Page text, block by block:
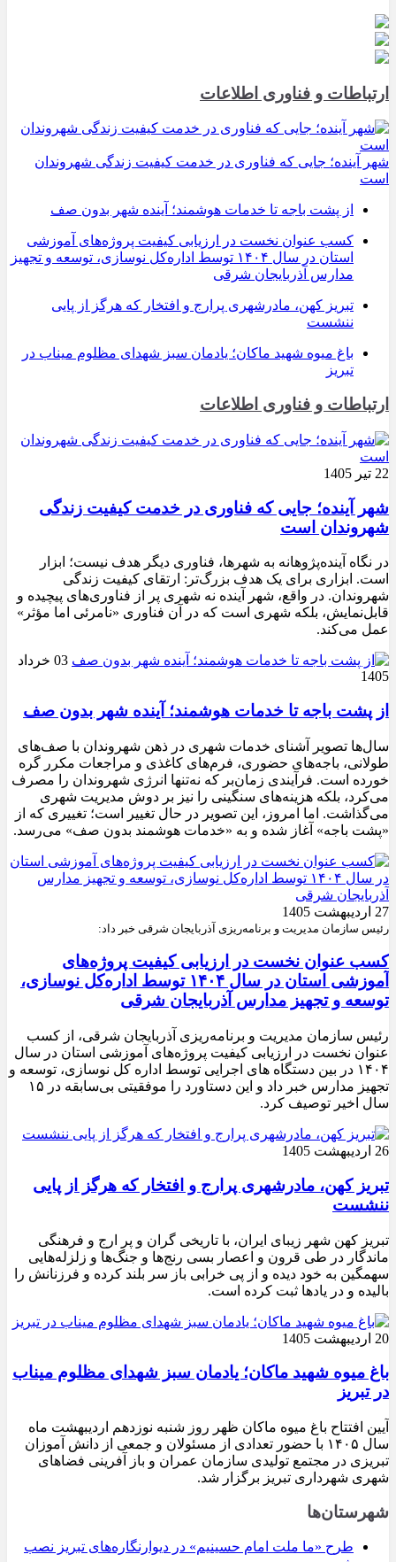
ارتباطات و فناوری اطلاعات
شهر آینده؛ جایی که فناوری در خدمت کیفیت زندگی شهروندان
است
از پشت باجه تا خدمات هوشمند؛ آینده شهر بدون صف
کسب عنوان نخست در ارزیابی کیفیت پروژه‌های آموزشی
استان در سال ۱۴۰۴ توسط اداره‌کل نوسازی، توسعه و تجهیز
مدارس آذربایجان شرقی
تبریز کهن، مادرشهری پرارج و افتخار که هرگز از پایی
ننشست
باغ میوه شهید ماکان؛ یادمان سبز شهدای مظلوم میناب در
تبریز
ارتباطات و فناوری اطلاعات
22 تیر 1405
شهر آینده؛ جایی که فناوری در خدمت کیفیت زندگی
شهروندان است
در نگاه آینده‌پژوهانه به شهرها، فناوری دیگر هدف نیست؛ ابزار
است. ابزاری برای یک هدف بزرگ‌تر: ارتقای کیفیت زندگی
شهروندان. در واقع، شهر آینده نه شهری پر از فناوری‌های پیچیده و
قابل‌نمایش، بلکه شهری است که در آن فناوری «نامرئی اما مؤثر»
عمل می‌کند.
03 خرداد
1405
از پشت باجه تا خدمات هوشمند؛ آینده شهر بدون صف
سال‌ها تصویر آشنای خدمات شهری در ذهن شهروندان با صف‌های
طولانی، باجه‌های حضوری، فرم‌های کاغذی و مراجعات مکرر گره
خورده است. فرآیندی زمان‌بر که نه‌تنها انرژی شهروندان را مصرف
می‌کرد، بلکه هزینه‌های سنگینی را نیز بر دوش مدیریت شهری
می‌گذاشت. اما امروز، این تصویر در حال تغییر است؛ تغییری که از
«پشت باجه» آغاز شده و به «خدمات هوشمند بدون صف» می‌رسد.
27 اردیبهشت 1405
رئیس سازمان مدیریت و برنامه‌ریزی آذربایجان شرقی خبر داد:
کسب عنوان نخست در ارزیابی کیفیت پروژه‌های
آموزشی استان در سال ۱۴۰۴ توسط اداره‌کل نوسازی،
توسعه و تجهیز مدارس آذربایجان شرقی
رئیس سازمان مدیریت و برنامه‌ریزی آذربایجان شرقی، از کسب
عنوان نخست در ارزیابی کیفیت پروژه‌های آموزشی استان در سال
۱۴۰۴ در بین دستگاه های اجرایی توسط اداره کل نوسازی، توسعه و
تجهیز مدارس خبر داد و این دستاورد را موفقیتی بی‌سابقه در ۱۵
سال اخیر توصیف کرد.
26 اردیبهشت 1405
تبریز کهن، مادرشهری پرارج و افتخار که هرگز از پایی
ننشست
تبریز کهن شهر زیبای ایران، با تاریخی گران و پر ارج و فرهنگی
ماندگار در طی قرون و اعصار بسی رنج‌ها و جنگ‌ها و زلزله‌هایی
سهمگین به خود دیده و از پی خرابی باز سر بلند کرده و فرزنانش را
بالیده و در یادها ثبت کرده است.
20 اردیبهشت 1405
باغ میوه شهید ماکان؛ یادمان سبز شهدای مظلوم میناب
در تبریز
آیین افتتاح باغ میوه ماکان ظهر روز شنبه نوزدهم اردیبهشت ماه
سال ۱۴۰۵ با حضور تعدادی از مسئولان و جمعی از دانش آموزان
تبریزی در مجتمع تولیدی سازمان عمران و باز آفرینی فضاهای
شهری شهرداری تبریز برگزار شد.
شهرستان‌ها
طرح «ما ملت امام حسینیم» در دیوارنگاره‌های تبریز نصب